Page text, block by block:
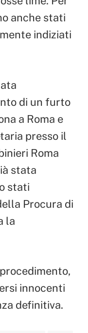
anche stati
indiziati
di un furto
a Roma e
presso il
Roma
stata
stati
Procura di
la
innocenti
definitiva.